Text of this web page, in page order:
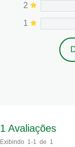
2
1
1 Avaliações
Exibindo 1-1 de 1